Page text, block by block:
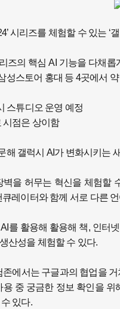
시리즈를 체험할 수 있는 ‘
즈의 핵심 AI 기능을 다채
스토어 홍대 등 4곳에서 약
스튜디오 운영 예정
점은 상이함
해 갤럭시 AI가 변화시키는
을 허무는 혁신을 체험할
큐레이터와 함께 서로 다른
를 활용해 활용해 책, 인터
산성을 체험할 수 있다.
존에서는 구글과의 협업을
중 궁금한 정보 확인을
있다.